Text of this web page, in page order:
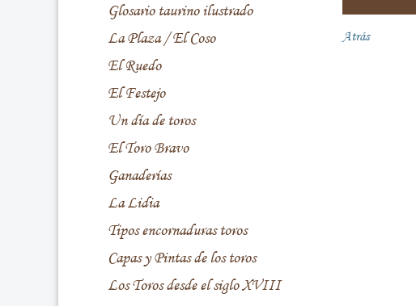
Glosario taurino ilustrado
La Plaza / El Coso
El Ruedo
El Festejo
Un día de toros
El Toro Bravo
Ganaderías
La Lidia
Tipos encornaduras toros
Capas y Pintas de los toros
Los Toros desde el siglo XVIII
Atrás